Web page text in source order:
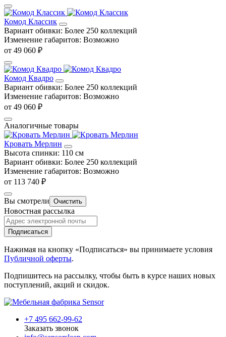
Комод Классик
Вариант обивки: Более 250 коллекций
Изменение габаритов: Возможно
от 49 060 ₽
Комод Квадро
Вариант обивки: Более 250 коллекций
Изменение габаритов: Возможно
от 49 060 ₽
Аналогичные товары
Кровать Мерлин
Высота спинки: 110 см
Вариант обивки: Более 250 коллекций
Изменение габаритов: Возможно
от 113 740 ₽
Вы смотрели Очистить
Новостная рассылка
Подписаться
Нажимая на кнопку «Подписаться» вы принимаете условия
Публичной оферты.
Подпишитесь на рассылку, чтобы быть в курсе наших новых
поступлений, акций и скидок.
+7 495 662-99-62
Заказать звонок